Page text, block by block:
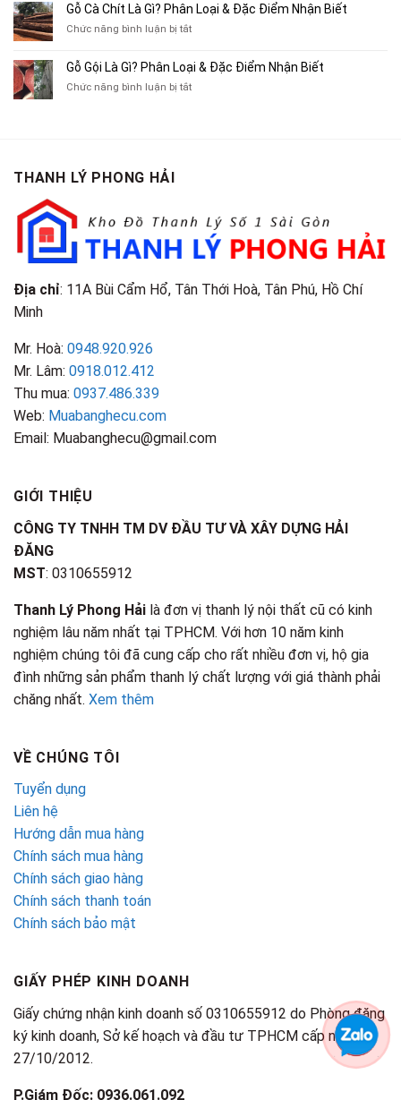
Cũ,
Xe
Cũ
TP.HCM
Sách
Tạp
Chí
Địa
Chỉ
Bán
Áo
Gỗ Cà Chít Là Gì? Phân Loại & Đặc Điểm Nhận Biết
Chức năng bình luận bị tắtở
Chít
Là
Gỗ Gội Là Gì? Phân Loại & Đặc Điểm Nhận Biết
Chức năng bình luận bị tắtở
Điểm
Nhận
Biết
THANH LÝ PHONG HẢI
Địa chỉ: 11A Bùi Cẩm Hổ, Tân Thới Hoà, Tân Phú, Hồ Chí
Minh
Mr. Hoà: 0948.920.926
Mr. Lâm: 0918.012.412
Thu mua: 0937.486.339
Web: Muabanghecu.com
Email: Muabanghecu@gmail.com
GIỚI THIỆU
CÔNG TY TNHH TM DV ĐẦU TƯ VÀ XÂY DỰNG HẢI
ĐĂNG
MST: 0310655912
Thanh Lý Phong Hải là đơn vị thanh lý nội thất cũ có kinh
nghiệm lâu năm nhất tại TPHCM. Với hơn 10 năm kinh
nghiệm chúng tôi đã cung cấp cho rất nhiều đơn vị, hộ gia
đình những sản phẩm thanh lý chất lượng với giá thành phải
chăng nhất. Xem thêm
VỀ CHÚNG TÔI
Tuyển dụng
Liên hệ
Hướng dẫn mua hàng
Chính sách mua hàng
Chính sách giao hàng
Chính sách thanh toán
Chính sách bảo mật
GIẤY PHÉP KINH DOANH
Giấy chứng nhận kinh doanh số 0310655912 do Phòng đăng
ký kinh doanh, Sở kế hoạch và đầu tư TPHCM cấp ngày
27/10/2012.
P.Giám Đốc: 0936.061.092